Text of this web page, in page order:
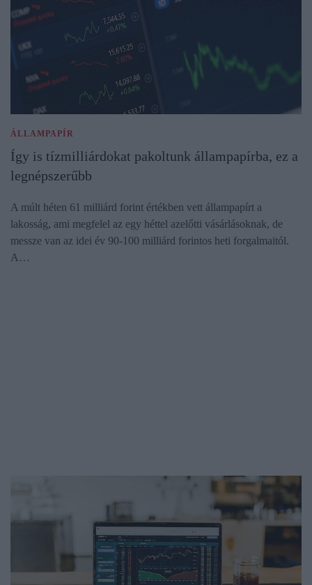
ÁLLAMPAPÍR
Így is tízmilliárdokat pakoltunk állampapírba, ez a
legnépszerűbb
A múlt héten 61 milliárd forint értékben vett állampapírt a
lakosság, ami megfelel az egy héttel azelőtti vásárlásoknak, de
messze van az idei év 90-100 milliárd forintos heti forgalmaitól.
A…